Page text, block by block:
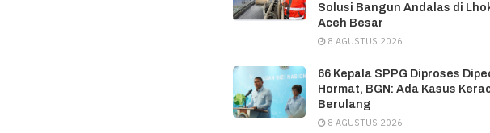
Solusi Bangun Andalas di
Aceh Besar
8 AGUSTUS 2026
66 Kepala SPPG Diproses
Hormat, BGN: Ada Kasus
Berulang
8 AGUSTUS 2026